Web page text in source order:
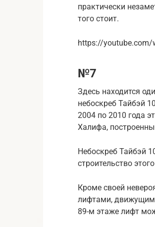
практически
того стоит.
https://youtube.com/
№7
Здесь находится
небоскреб Тайбэй
2004 по 2010 года
Халифа,
Небоскреб Тайбэй
строительство
Кроме своей
лифтами,
89-м этаже лифт